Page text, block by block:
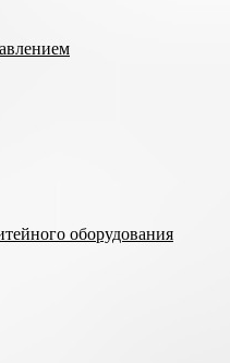
оборудования